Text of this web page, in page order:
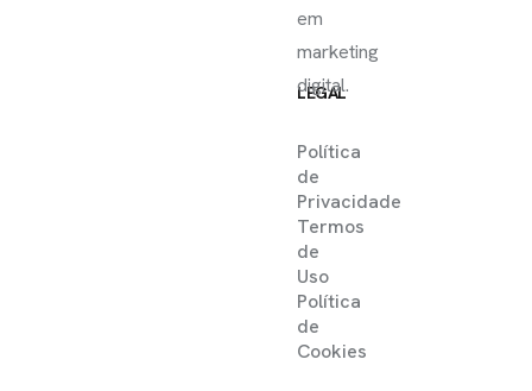
LEGAL
Política
de
Privacidade
Termos
de
Uso
Política
de
Cookies
em
marketing
digital.